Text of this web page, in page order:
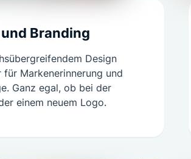
Branding
Design
für Markenerinnerung und
Ganz egal, ob bei der
einem neuem Logo.